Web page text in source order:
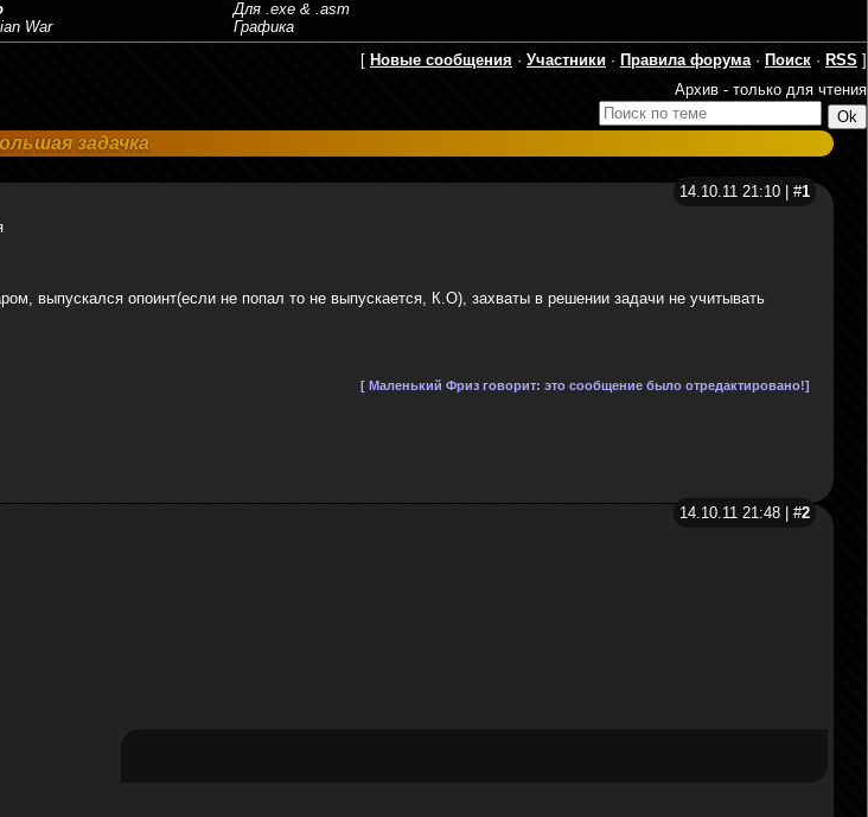
War
Для .exe & .asm
Графика
[ Новые сообщения · Участники · Правила форума· Поиск · RSS ]
Архив - только для чтения
задачка
14.10.11 21:10 | #1
выпускался опоинт(если не попал то не выпускается, К.О), захваты в решении задачи не учитывать
[ Маленький Фриз говорит: это сообщение было отредактировано!]
14.10.11 21:48 | #2